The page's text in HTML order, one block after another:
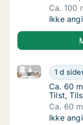
Ca. 100
Ca. 100
Ikke
Ca. 60
1 d
Ca. 60 m2
Ca. 60
Ca. 60
Tilst,
Ca. 60
Ca. 60
Ikke